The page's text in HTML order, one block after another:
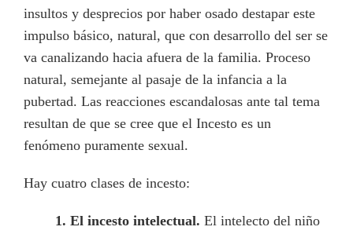
insultos y desprecios por haber osado destapar este
impulso básico, natural, que con desarrollo del ser se
va canalizando hacia afuera de la familia. Proceso
natural, semejante al pasaje de la infancia a la
pubertad. Las reacciones escandalosas ante tal tema
resultan de que se cree que el Incesto es un
fenómeno puramente sexual.
Hay cuatro clases de incesto:
1. El incesto intelectual. El intelecto del niño